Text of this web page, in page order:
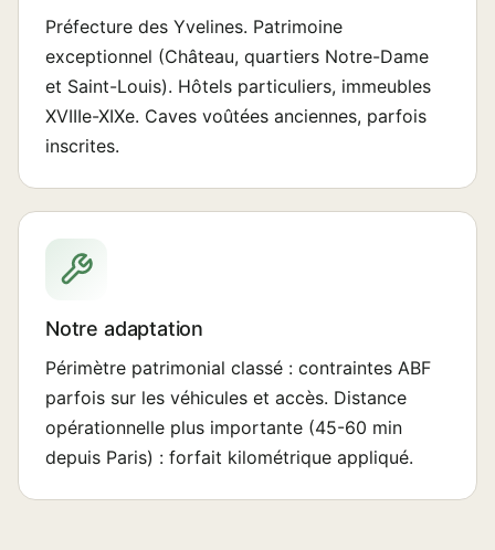
Préfecture des Yvelines. Patrimoine
exceptionnel (Château, quartiers Notre-Dame
et Saint-Louis). Hôtels particuliers, immeubles
XVIIIe-XIXe. Caves voûtées anciennes, parfois
inscrites.
Notre adaptation
Périmètre patrimonial classé : contraintes ABF
parfois sur les véhicules et accès. Distance
opérationnelle plus importante (45-60 min
depuis Paris) : forfait kilométrique appliqué.